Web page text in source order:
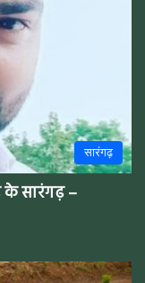
सारंगढ़
के सारंगढ़ –